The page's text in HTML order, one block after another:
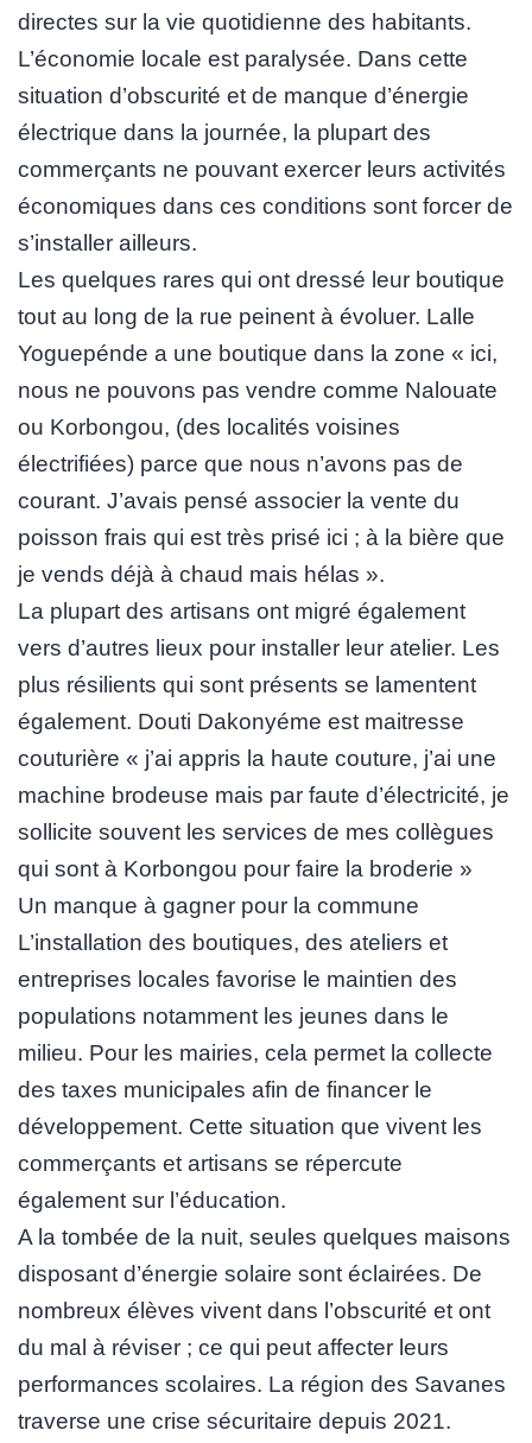
directes sur la vie quotidienne des habitants.
L’économie locale est paralysée. Dans cette
situation d’obscurité et de manque d’énergie
électrique dans la journée, la plupart des
commerçants ne pouvant exercer leurs activités
économiques dans ces conditions sont forcer de
s’installer ailleurs.
Les quelques rares qui ont dressé leur boutique
tout au long de la rue peinent à évoluer. Lalle
Yoguepénde a une boutique dans la zone « ici,
nous ne pouvons pas vendre comme Nalouate
ou Korbongou, (des localités voisines
électrifiées) parce que nous n’avons pas de
courant. J’avais pensé associer la vente du
poisson frais qui est très prisé ici ; à la bière que
je vends déjà à chaud mais hélas ».
La plupart des artisans ont migré également
vers d’autres lieux pour installer leur atelier. Les
plus résilients qui sont présents se lamentent
également. Douti Dakonyéme est maitresse
couturière « j’ai appris la haute couture, j’ai une
machine brodeuse mais par faute d’électricité, je
sollicite souvent les services de mes collègues
qui sont à Korbongou pour faire la broderie »
Un manque à gagner pour la commune
L’installation des boutiques, des ateliers et
entreprises locales favorise le maintien des
populations notamment les jeunes dans le
milieu. Pour les mairies, cela permet la collecte
des taxes municipales afin de financer le
développement. Cette situation que vivent les
commerçants et artisans se répercute
également sur l’éducation.
A la tombée de la nuit, seules quelques maisons
disposant d’énergie solaire sont éclairées. De
nombreux élèves vivent dans l’obscurité et ont
du mal à réviser ; ce qui peut affecter leurs
performances scolaires. La région des Savanes
traverse une crise sécuritaire depuis 2021.